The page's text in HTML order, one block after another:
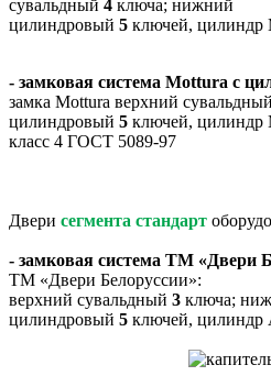
сувальдный 4 ключа; нижний
цилиндровый 5 ключей, цилиндр
- замковая система Mottura с
замка Mottura верхний сувальдный
цилиндровый 5 ключей, цилиндр
класс 4 ГОСТ 5089-97
Двери сегмента стандарт
- замковая система ТМ «Двери
ТМ «Двери Белоруссии»:
верхний сувальдный 3 ключа;
цилиндровый 5 ключей, цилиндр